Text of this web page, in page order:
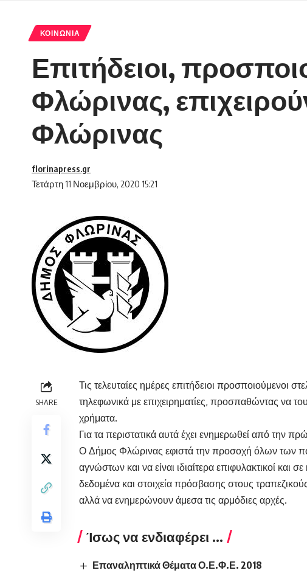
ΚΟΙΝΩΝΊΑ
Επιτήδειοι,
Φλώρινας,
Φλώρινας
Τετάρτη 11 Νοεμβρίου, 2020 15:21
florinapress.gr
SHARE
Τις τελευταίες ημέρες επιτήδειοι προσποιούμενοι
τηλεφωνικά με επιχειρηματίες, προσπαθώντας να
χρήματα.
Για τα περιστατικά αυτά έχει ενημερωθεί από την
Ο Δήμος Φλώρινας εφιστά την προσοχή όλων των
αγνώστων και να είναι ιδιαίτερα επιφυλακτικοί
δεδομένα και στοιχεία πρόσβασης στους
αλλά να ενημερώνουν άμεσα τις αρμόδιες αρχές.
Ίσως να ενδιαφέρει ...
Επαναληπτικά Θέματα Ο.Ε.Φ.Ε. 2018